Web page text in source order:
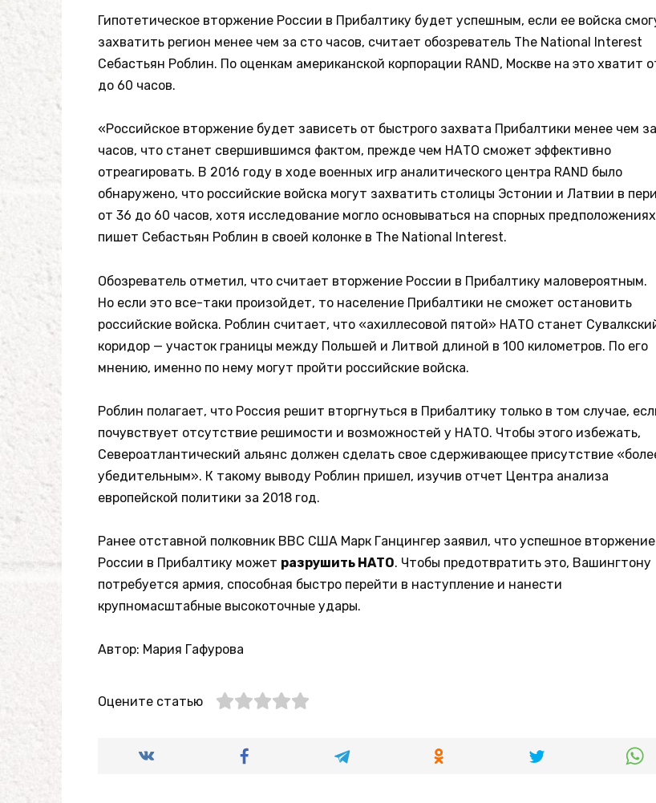
Гипотетическое вторжение России в Прибалтику будет успешным, если ее войска
захватить регион менее чем за сто часов, считает обозреватель The National Interest
Себастьян Роблин. По оценкам американской корпорации RAND, Москве на это хватит
до 60 часов.
«Российское вторжение будет зависеть от быстрого захвата Прибалтики менее чем
часов, что станет свершившимся фактом, прежде чем НАТО сможет эффективно
отреагировать. В 2016 году в ходе военных игр аналитического центра RAND было
обнаружено, что российские войска могут захватить столицы Эстонии и Латвии в
от 36 до 60 часов, хотя исследование могло основываться на спорных
пишет Себастьян Роблин в своей колонке в The National Interest.
Обозреватель отметил, что считает вторжение России в Прибалтику маловероятным.
Но если это все-таки произойдет, то население Прибалтики не сможет остановить
российские войска. Роблин считает, что «ахиллесовой пятой» НАТО станет
коридор — участок границы между Польшей и Литвой длиной в 100 километров. По его
мнению, именно по нему могут пройти российские войска.
Роблин полагает, что Россия решит вторгнуться в Прибалтику только в том случае,
почувствует отсутствие решимости и возможностей у НАТО. Чтобы этого избежать,
Североатлантический альянс должен сделать свое сдерживающее присутствие
убедительным». К такому выводу Роблин пришел, изучив отчет Центра анализа
европейской политики за 2018 год.
Ранее отставной полковник ВВС США Марк Ганцингер заявил, что успешное вторжение
России в Прибалтику может разрушить НАТО. Чтобы предотвратить это, Вашингтону
потребуется армия, способная быстро перейти в наступление и нанести
крупномасштабные высокоточные удары.
Автор: Мария Гафурова
Оцените статью